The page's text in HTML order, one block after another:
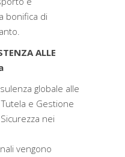
bonifica di
ALLE
globale alle
e Gestione
nei
vengono